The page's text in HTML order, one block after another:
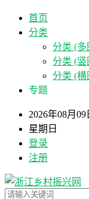
首页
分类
分类 (
分类 (
分类 (
专题
2026年08月09
星期日
登录
注册